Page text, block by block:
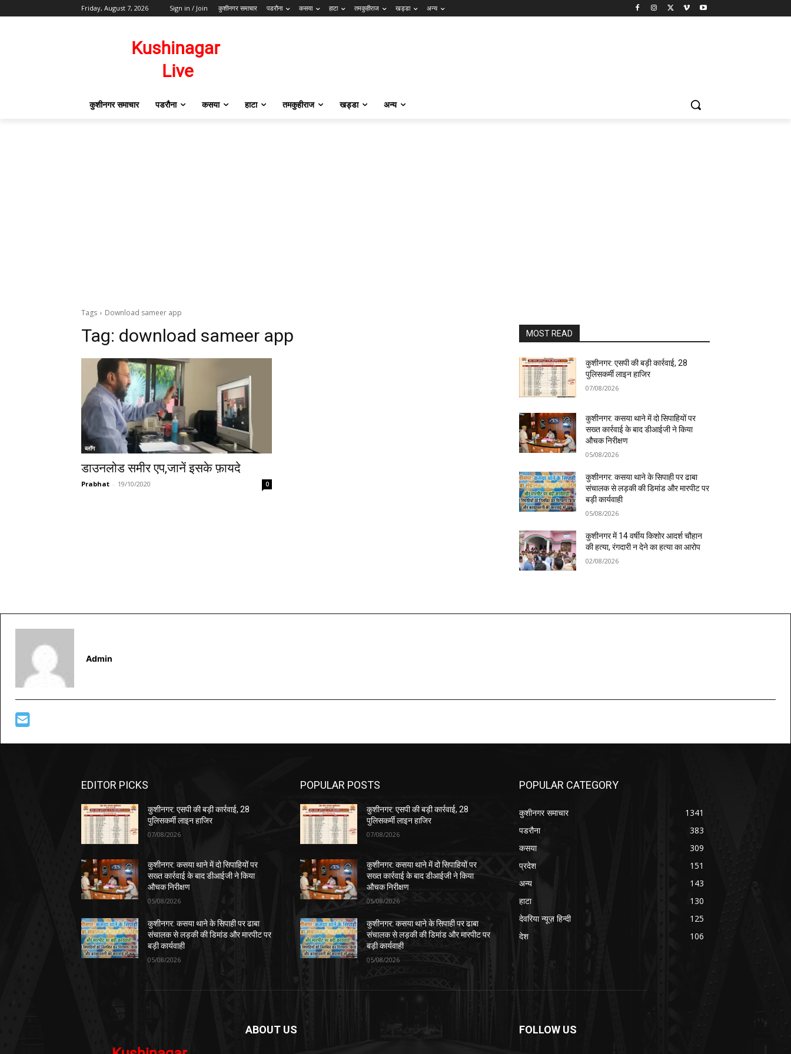
Friday, August 7, 2026 Sign in / Join कुशीनगर समाचार पडरौना कसया हाटा तमकुहीराज खड्डा अन्य
कुशीनगर समाचार पडरौना कसया हाटा तमकुहीराज खड्डा अन्य
Tags Download sameer app
Tag: download sameer app
ब्लॉग
डाउनलोड समीर एप,जानें इसके फ़ायदे
Prabhat - 19/10/2020 0
MOST READ
कुशीनगर: एसपी की बड़ी कार्रवाई, 28
पुलिसकर्मी लाइन हाजिर
07/08/2026
कुशीनगर: कसया थाने में दो सिपाहियों पर
सख्त कार्रवाई के बाद डीआईजी ने किया
औचक निरीक्षण
05/08/2026
कुशीनगर: कसया थाने के सिपाही पर ढाबा
संचालक से लड़की की डिमांड और मारपीट पर
बड़ी कार्यवाही
05/08/2026
कुशीनगर में 14 वर्षीय किशोर आदर्श चौहान
की हत्या, रंगदारी न देने का हत्या का आरोप
02/08/2026
Admin
EDITOR PICKS
कुशीनगर: एसपी की बड़ी कार्रवाई, 28
पुलिसकर्मी लाइन हाजिर
07/08/2026
कुशीनगर: कसया थाने में दो सिपाहियों पर
सख्त कार्रवाई के बाद डीआईजी ने किया
औचक निरीक्षण
05/08/2026
कुशीनगर: कसया थाने के सिपाही पर ढाबा
संचालक से लड़की की डिमांड और मारपीट पर
बड़ी कार्यवाही
05/08/2026
POPULAR POSTS
कुशीनगर: एसपी की बड़ी कार्रवाई, 28
पुलिसकर्मी लाइन हाजिर
07/08/2026
कुशीनगर: कसया थाने में दो सिपाहियों पर
सख्त कार्रवाई के बाद डीआईजी ने किया
औचक निरीक्षण
05/08/2026
कुशीनगर: कसया थाने के सिपाही पर ढाबा
संचालक से लड़की की डिमांड और मारपीट पर
बड़ी कार्यवाही
05/08/2026
POPULAR CATEGORY
कुशीनगर समाचार
1341
पडरौना
383
कसया
309
प्रदेश
151
अन्य
143
हाटा
130
देवरिया न्यूज़ हिन्दी
125
देश
106
ABOUT US FOLLOW US